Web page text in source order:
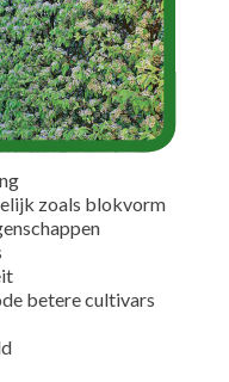
zoals blokvorm
betere cultivars